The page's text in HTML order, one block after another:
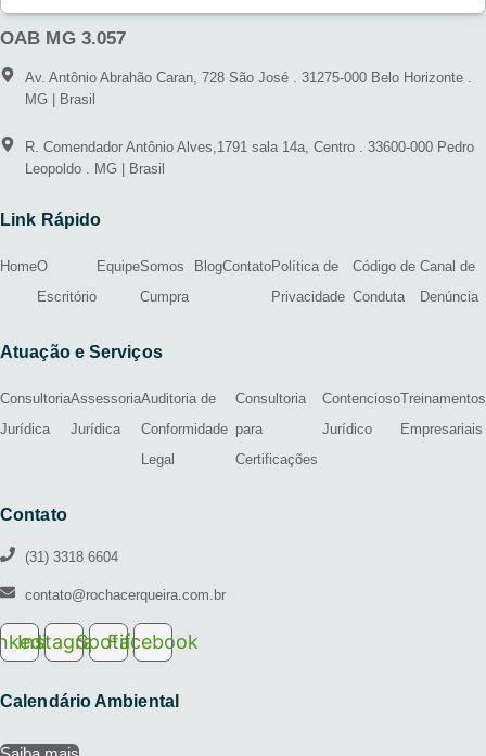
OAB MG 3.057
Av. Antônio Abrahão Caran, 728 São José . 31275-000 Belo Horizonte .
MG | Brasil
R. Comendador Antônio Alves,1791 sala 14a, Centro . 33600-000 Pedro
Leopoldo . MG | Brasil
Link Rápido
HomeO
Escritório
EquipeSomos
Cumpra
BlogContatoPolítica de
Privacidade
Código de
Conduta
Canal de
Denúncia
Atuação e Serviços
Consultoria
Jurídica
Assessoria
Jurídica
Auditoria de
Conformidade
Legal
Consultoria
para
Certificações
Contencioso
Jurídico
Treinamentos
Empresariais
Contato
(31) 3318 6604
contato@rochacerqueira.com.br
Instagram
SpotifyFacebook
Calendário Ambiental